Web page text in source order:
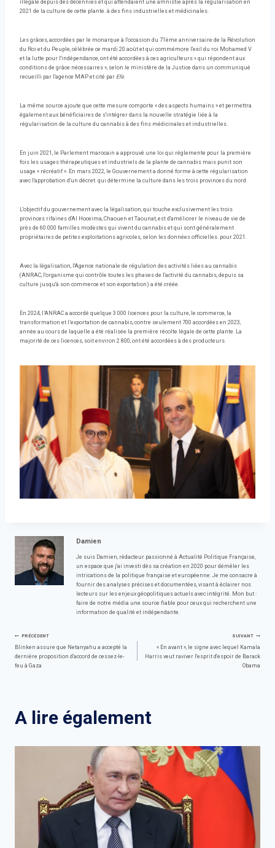
illégale depuis des décennies et qui attendaient une amnistie après la régularisation en
2021 de la culture de cette plante. à des fins industrielles et médicinales.
Les grâces, accordées par le monarque à l'occasion du 71ème anniversaire de la Révolution
du Roi et du Peuple, célébrée ce mardi 20 août et qui commémore l'exil du roi Mohamed V
et la lutte pour l'indépendance, ont été accordées à ces agriculteurs « qui répondent aux
conditions de grâce nécessaires », selon le ministère de la Justice dans un communiqué
recueilli par l'agence MAP et cité par Efe.
La même source ajoute que cette mesure comporte « des aspects humains » et permettra
également aux bénéficiaires de s'intégrer dans la nouvelle stratégie liée à la
régularisation de la culture du cannabis à des fins médicinales et industrielles.
En juin 2021, le Parlement marocain a approuvé une loi qui réglemente pour la première
fois les usages thérapeutiques et industriels de la plante de cannabis mais punit son
usage « récréatif ». En mars 2022, le Gouvernement a donné forme à cette régularisation
avec l'approbation d'un décret. qui détermine la culture dans les trois provinces du nord.
L'objectif du gouvernement avec la légalisation, qui touche exclusivement les trois
provinces rifaines d'Al Hoceima, Chaouen et Taounat, est d'améliorer le niveau de vie de
près de 60 000 familles modestes qui vivent du cannabis et qui sont généralement
propriétaires de petites exploitations agricoles, selon les données officielles. pour 2021.
Avec la légalisation, l'Agence nationale de régulation des activités liées au cannabis
(ANRAC, l'organisme qui contrôle toutes les phases de l'activité du cannabis, depuis sa
culture jusqu'à son commerce et son exportation) a été créée.
En 2024, l’ANRAC a accordé quelque 3 000 licences pour la culture, le commerce, la
transformation et l’exportation de cannabis, contre seulement 700 accordées en 2023,
année au cours de laquelle a été réalisée la première récolte légale de cette plante. La
majorité de ces licences, soit environ 2 800, ont été accordées à des producteurs.
Damien
Je suis Damien, rédacteur passionné à Actualité Politique Française,
un espace que j'ai investi dès sa création en 2020 pour démêler les
intrications de la politique française et européenne. Je me consacre à
fournir des analyses précises et documentées, visant à éclairer nos
lecteurs sur les enjeux géopolitiques actuels avec intégrité. Mon but :
faire de notre média une source fiable pour ceux qui recherchent une
information de qualité et indépendante.
Navigation
de
PRÉCÉDENT
Blinken assure que Netanyahu a accepté la
dernière proposition d'accord de cessez-le-
feu à Gaza
SUIVANT
« En avant », le signe avec lequel Kamala
Harris veut raviver l'esprit d'espoir de Barack
Obama
A lire également